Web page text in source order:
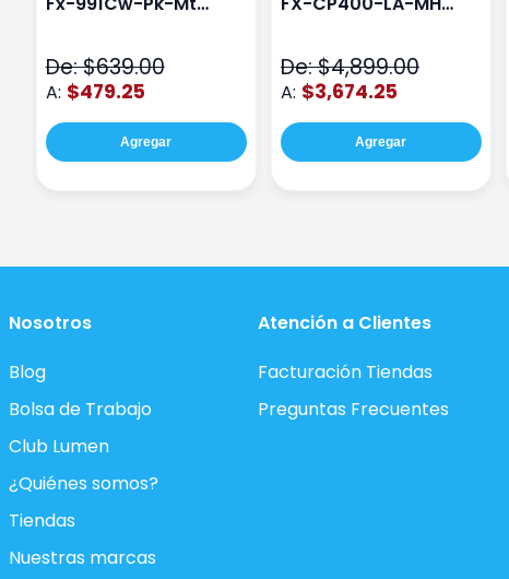
De: $639.00
A: $479.25
Agregar
De: $4,899.00
A: $3,674.25
Agregar
Nosotros
Blog
Bolsa de Trabajo
Club Lumen
¿Quiénes somos?
Tiendas
Nuestras marcas
Atención a Clientes
Facturación Tiendas
Preguntas Frecuentes